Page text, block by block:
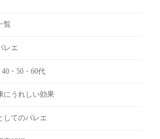
覧
レエ
・50・60代
にうれしい効果
してのバレエ